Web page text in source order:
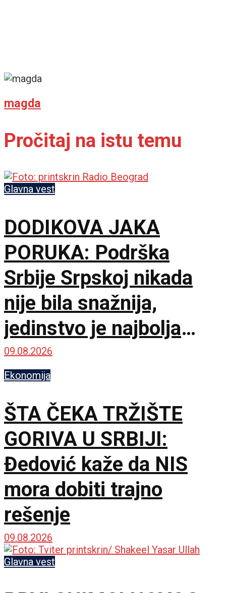
magda
Pročitaj na istu temu
Glavna vest
DODIKOVA JAKA
PORUKA: Podrška
Srbije Srpskoj nikada
nije bila snažnija,
jedinstvo je najbolja
garancija
09.08.2026
Ekonomija
ŠTA ČEKA TRŽIŠTE
GORIVA U SRBIJI:
Đedović kaže da NIS
mora dobiti trajno
rešenje
09.08.2026
Glavna vest